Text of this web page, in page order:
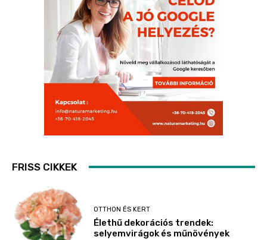
FRISS CIKKEK
OTTHON ÉS KERT
Élethű dekorációs trendek:
selyemvirágok és műnövények